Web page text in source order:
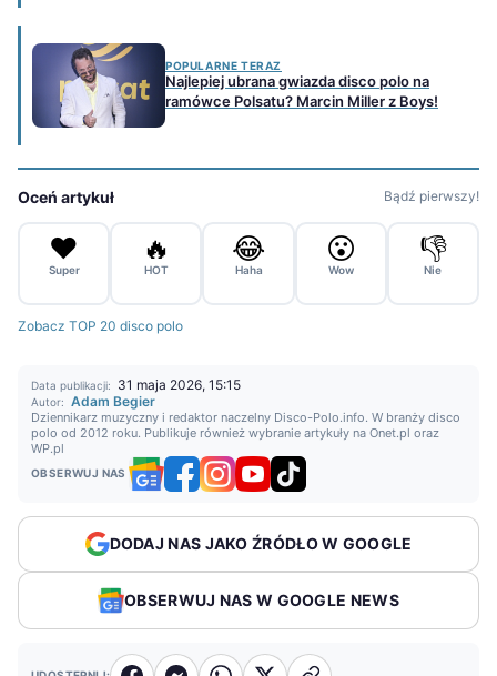
POPULARNE TERAZ
Najlepiej ubrana gwiazda disco polo na
ramówce Polsatu? Marcin Miller z Boys!
Oceń artykuł Bądź pierwszy!
❤️
Super
🔥
HOT
😂
Haha
😮
Wow
👎
Nie
Zobacz TOP 20 disco polo
Data publikacji: 31 maja 2026, 15:15
Autor: Adam Begier
Dziennikarz muzyczny i redaktor naczelny Disco-Polo.info. W branży disco
polo od 2012 roku. Publikuje również wybranie artykuły na Onet.pl oraz
WP.pl
OBSERWUJ NAS
DODAJ NAS JAKO ŹRÓDŁO W GOOGLE
OBSERWUJ NAS W GOOGLE NEWS